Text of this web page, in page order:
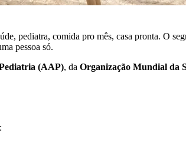
pediatra, comida pro mês, casa pronta. O
pessoa só.
(AAP), da Organização Mundial da